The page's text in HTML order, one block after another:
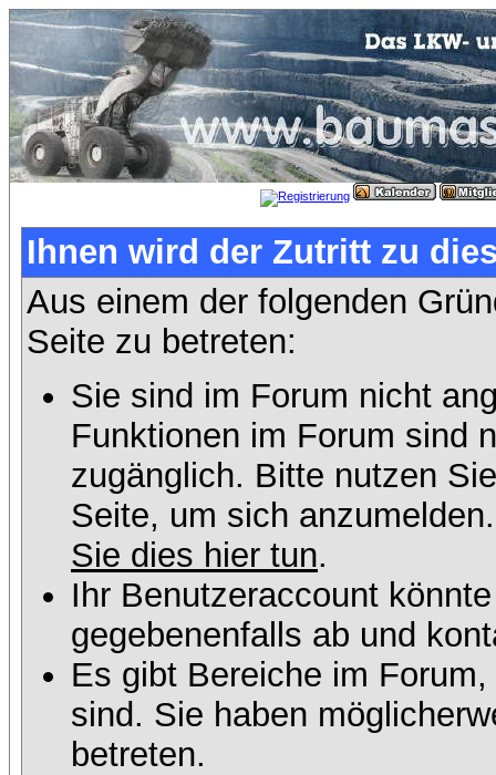
Ihnen wird der Zutritt zu
Aus einem der folgenden
Seite zu betreten:
Sie sind im Forum nicht
Funktionen im Forum sind
zugänglich. Bitte nutzen
Seite, um sich
Sie dies hier tun.
Ihr Benutzeraccount
gegebenenfalls ab und
Es gibt Bereiche im
sind. Sie haben
betreten.